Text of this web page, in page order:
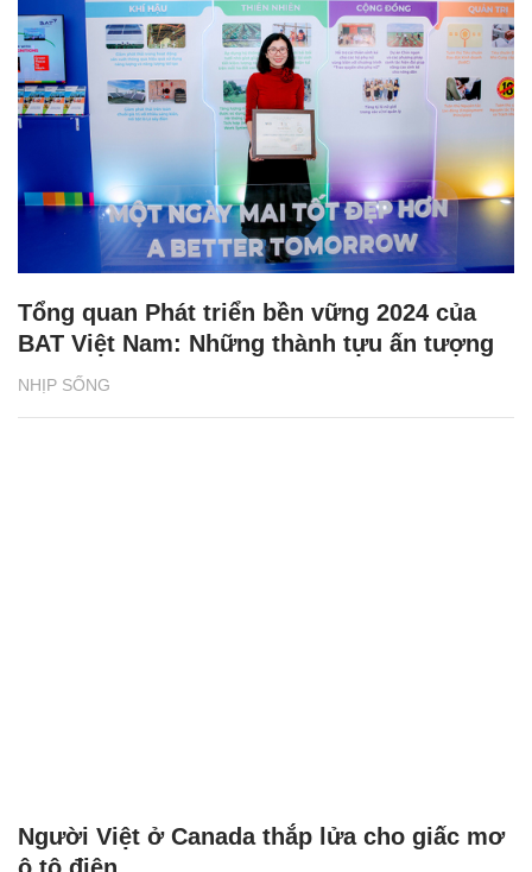
NHỊP SỐNG
Tổng quan Phát triển bền vững 2024 của
BAT Việt Nam: Những thành tựu ấn tượng
Người Việt ở Canada thắp lửa cho giấc mơ
ô tô điện